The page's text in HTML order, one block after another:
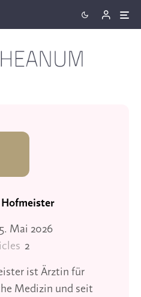
Hofmeister
Mai 2026
2
ist Ärztin für
Medizin und seit